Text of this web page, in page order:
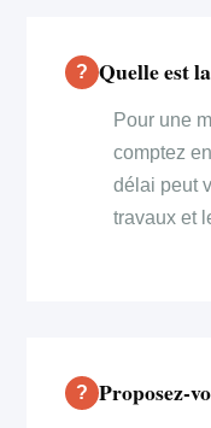
Quelle est
Pour une
comptez
délai peut
travaux et
Proposez-